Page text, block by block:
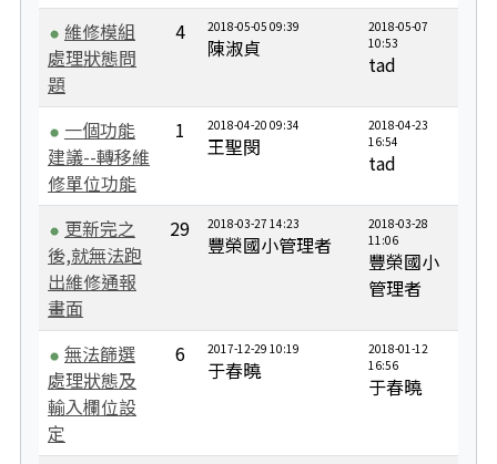
維修模組
處理狀態問
題
4 2018-05-05 09:39
陳淑貞
2018-05-07
10:53
tad
一個功能
建議--轉移維
修單位功能
1 2018-04-20 09:34
王聖閔
2018-04-23
16:54
tad
更新完之
後,就無法跑
出維修通報
畫面
29 2018-03-27 14:23
豐榮國小管理者
2018-03-28
11:06
豐榮國小
管理者
無法篩選
處理狀態及
輸入欄位設
定
6 2017-12-29 10:19
于春曉
2018-01-12
16:56
于春曉